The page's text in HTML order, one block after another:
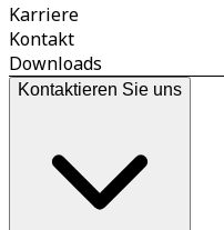
Karriere
Kontakt
Downloads
Kontaktieren Sie uns